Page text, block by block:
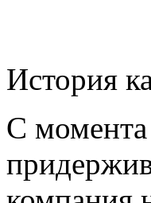
История
С момента